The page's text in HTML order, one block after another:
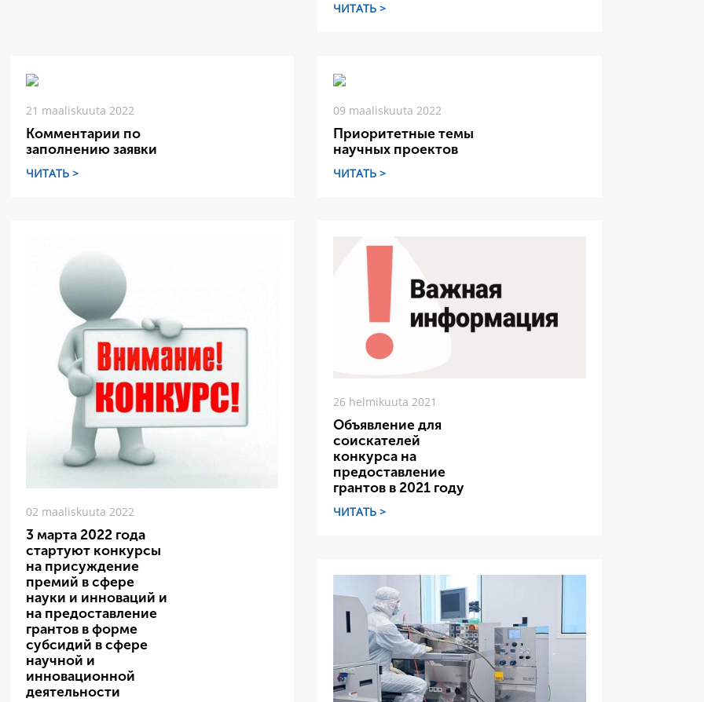
ЧИТАТЬ >
21 maaliskuuta 2022
Комментарии по
заполнению заявки
ЧИТАТЬ >
09 maaliskuuta 2022
Приоритетные темы
научных проектов
ЧИТАТЬ >
02 maaliskuuta 2022
3 марта 2022 года
стартуют конкурсы
на присуждение
премий в сфере
науки и инноваций и
на предоставление
грантов в форме
субсидий в сфере
научной и
инновационной
деятельности
26 helmikuuta 2021
Объявление для
соискателей
конкурса на
предоставление
грантов в 2021 году
ЧИТАТЬ >